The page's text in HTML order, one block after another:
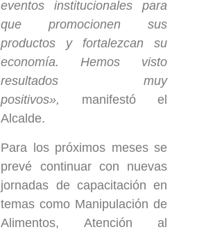
eventos institucionales para
que promocionen sus
productos y fortalezcan su
economía. Hemos visto
resultados muy
positivos»,
manifestó el
Alcalde.
Para los próximos meses se
prevé continuar con nuevas
jornadas de capacitación en
temas como Manipulación de
Alimentos, Atención al